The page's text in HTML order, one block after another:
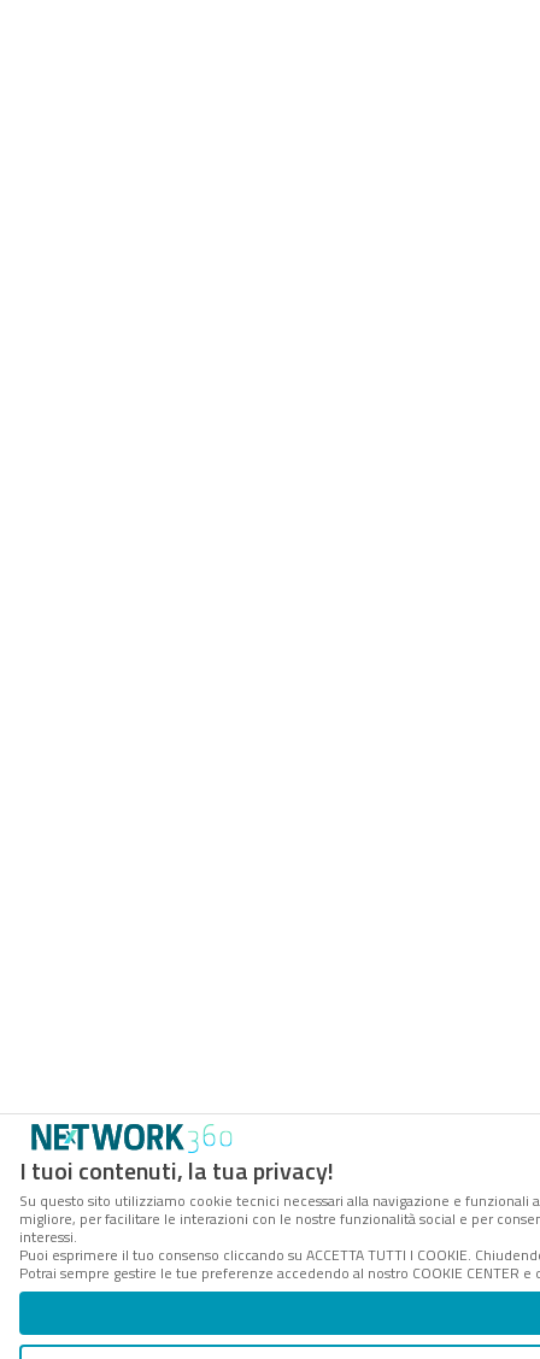
I tuoi contenuti, la tua privacy!
Su questo sito utilizziamo cookie tecnici necessari alla navigazione e
migliore, per facilitare le interazioni con le nostre funzionalità social e per
interessi.
Puoi esprimere il tuo consenso cliccando su ACCETTA TUTTI I COOKIE.
Potrai sempre gestire le tue preferenze accedendo al nostro COOKIE